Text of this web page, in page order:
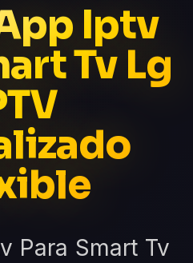
Iptv
Tv Lg
Para Smart Tv